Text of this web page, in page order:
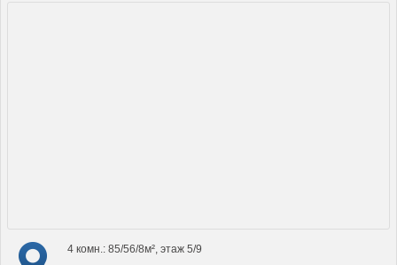
4 комн.: 85/56/8м², этаж 5/9